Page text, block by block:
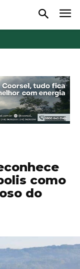
como
do